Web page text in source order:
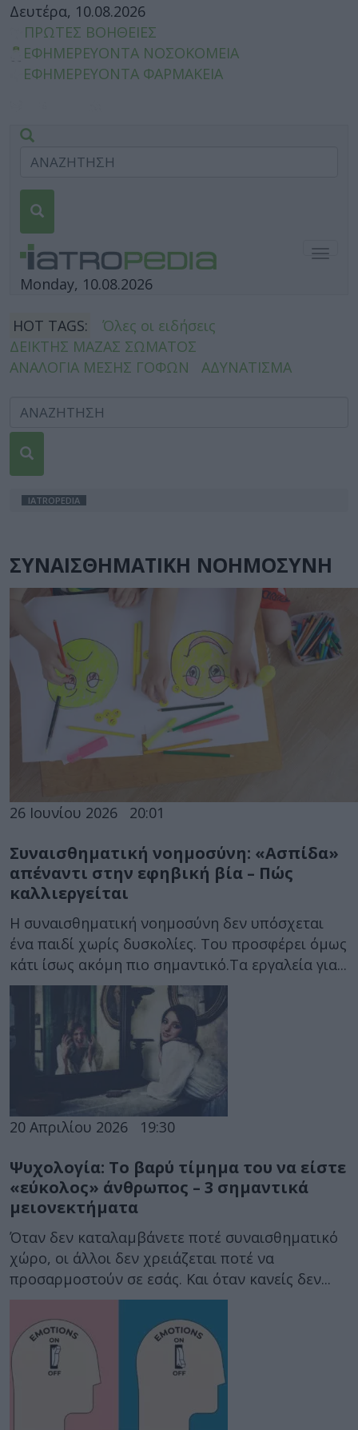
Δευτέρα, 10.08.2026
ΠΡΩΤΕΣ ΒΟΗΘΕΙΕΣ
ΕΦΗΜΕΡΕΥΟΝΤΑ ΝΟΣΟΚΟΜΕΙΑ
ΕΦΗΜΕΡΕΥΟΝΤΑ ΦΑΡΜΑΚΕΙΑ
Monday, 10.08.2026
HOT TAGS:
Όλες οι ειδήσεις
ΔΕΙΚΤΗΣ ΜΑΖΑΣ ΣΩΜΑΤΟΣ
ΑΝΑΛΟΓΙΑ ΜΕΣΗΣ ΓΟΦΩΝ
ΑΔΥΝΑΤΙΣΜΑ
IATROPEDIA
ΣΥΝΑΙΣΘΗΜΑΤΙΚΗ ΝΟΗΜΟΣΥΝΗ
26 Ιουνίου 2026 20:01
Συναισθηματική νοημοσύνη: «Ασπίδα»
απέναντι στην εφηβική βία – Πώς
καλλιεργείται
Η συναισθηματική νοημοσύνη δεν υπόσχεται
ένα παιδί χωρίς δυσκολίες. Του προσφέρει όμως
κάτι ίσως ακόμη πιο σημαντικό.Tα εργαλεία για...
20 Απριλίου 2026 19:30
Ψυχολογία: Το βαρύ τίμημα του να είστε
«εύκολος» άνθρωπος – 3 σημαντικά
μειονεκτήματα
Όταν δεν καταλαμβάνετε ποτέ συναισθηματικό
χώρο, οι άλλοι δεν χρειάζεται ποτέ να
προσαρμοστούν σε εσάς. Και όταν κανείς δεν...